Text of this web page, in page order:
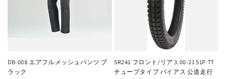
DB-008 エアフルメッシュパンツ ブ
ラック
SR241 フロント/リア 3.00-21 51P TT
チューブタイプ バイアス 公道走行